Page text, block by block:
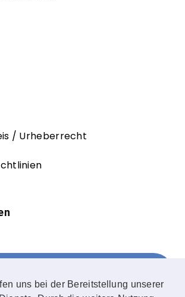
uns bei der Bereitstellung unserer
/ Urheberrecht